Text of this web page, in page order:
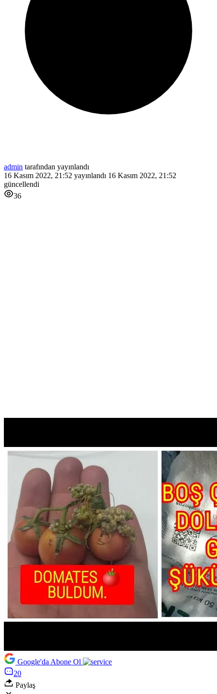
admin tarafından yayınlandı
16 Kasım 2022, 21:52 yayınlandı 16 Kasım 2022, 21:52
güncellendi
36
Google'da Abone Ol
20
Paylaş